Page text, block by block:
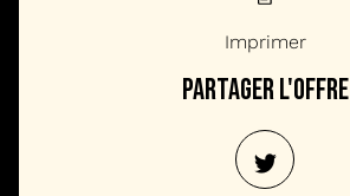
Imprimer
partager l'offre